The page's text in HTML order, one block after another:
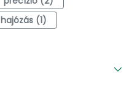
hajózás (1)